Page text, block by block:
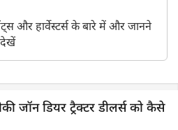
और हार्वेस्टर्स के बारे में और जानने
देखें
जॉन डियर ट्रैक्टर डीलर्स को कैसे